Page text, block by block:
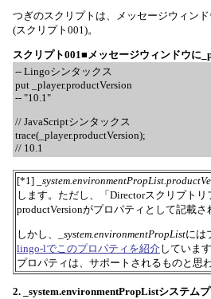
つぎのスクリプトは、メッセージウィン
(スクリプト001)。
スクリプト001■メッセージウィンドウに
-- Lingoシンタックス
put _player.productVersion
-- "10.1"
// JavaScriptシンタックス
trace(_player.productVersion);
// 10.1
[*1]
します。ただし、「Directorスクリプトリ
productVersionがプロパティとして記載さ
しかし、 _system.environmentPropListには
lingo-lでこのプロパティを紹介していま
プロパティは、サポートされるものと思
2. _system.environmentPropListシステム